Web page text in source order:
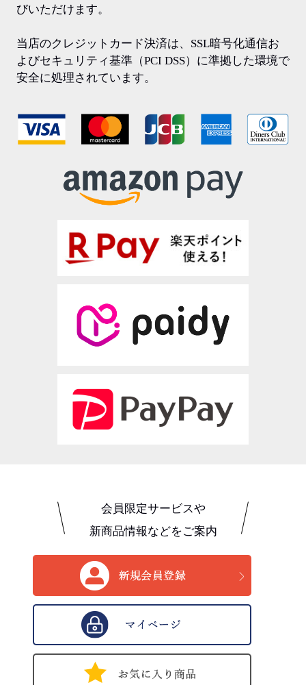
びいただけます。
当店のクレジットカード決済は、SSL暗号化通信お
よびセキュリティ基準（PCI DSS）に準拠した環境で
安全に処理されています。
会員限定サービスや
新商品情報などをご案内